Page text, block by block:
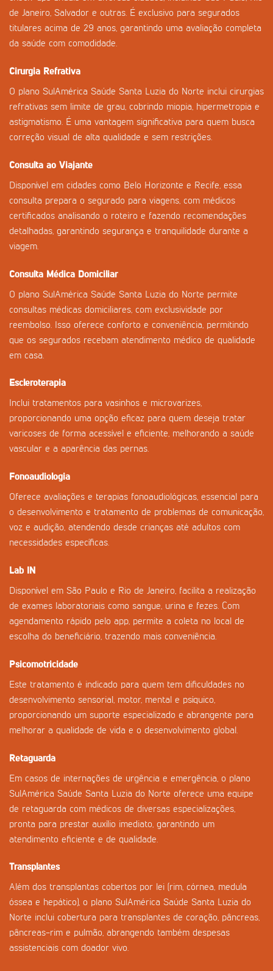
de Janeiro, Salvador e outras. É exclusivo para segurados
titulares acima de 29 anos, garantindo uma avaliação completa
da saúde com comodidade.
Cirurgia Refrativa
O plano SulAmérica Saúde Santa Luzia do Norte inclui cirurgias
refrativas sem limite de grau, cobrindo miopia, hipermetropia e
astigmatismo. É uma vantagem significativa para quem busca
correção visual de alta qualidade e sem restrições.
Consulta ao Viajante
Disponível em cidades como Belo Horizonte e Recife, essa
consulta prepara o segurado para viagens, com médicos
certificados analisando o roteiro e fazendo recomendações
detalhadas, garantindo segurança e tranquilidade durante a
viagem.
Consulta Médica Domiciliar
O plano SulAmérica Saúde Santa Luzia do Norte permite
consultas médicas domiciliares, com exclusividade por
reembolso. Isso oferece conforto e conveniência, permitindo
que os segurados recebam atendimento médico de qualidade
em casa.
Escleroterapia
Inclui tratamentos para vasinhos e microvarizes,
proporcionando uma opção eficaz para quem deseja tratar
varicoses de forma acessível e eficiente, melhorando a saúde
vascular e a aparência das pernas.
Fonoaudiologia
Oferece avaliações e terapias fonoaudiológicas, essencial para
o desenvolvimento e tratamento de problemas de comunicação,
voz e audição, atendendo desde crianças até adultos com
necessidades específicas.
Lab IN
Disponível em São Paulo e Rio de Janeiro, facilita a realização
de exames laboratoriais como sangue, urina e fezes. Com
agendamento rápido pelo app, permite a coleta no local de
escolha do beneficiário, trazendo mais conveniência.
Psicomotricidade
Este tratamento é indicado para quem tem dificuldades no
desenvolvimento sensorial, motor, mental e psíquico,
proporcionando um suporte especializado e abrangente para
melhorar a qualidade de vida e o desenvolvimento global.
Retaguarda
Em casos de internações de urgência e emergência, o plano
SulAmérica Saúde Santa Luzia do Norte oferece uma equipe
de retaguarda com médicos de diversas especializações,
pronta para prestar auxílio imediato, garantindo um
atendimento eficiente e de qualidade.
Transplantes
Além dos transplantas cobertos por lei (rim, córnea, medula
óssea e hepático), o plano SulAmérica Saúde Santa Luzia do
Norte inclui cobertura para transplantes de coração, pâncreas,
pâncreas-rim e pulmão, abrangendo também despesas
assistenciais com doador vivo.